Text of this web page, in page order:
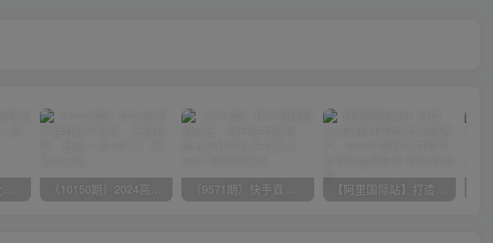
八斗项目资源网 全网正品VIP课程 无损下载~ （10150期）2024高考项目野路子玩法，无限裂变，最高一天1W＋！ （9571期）快手直播短剧玩法，强开磁力聚星，结合多种变现方式日入600+ 【阿里国际站】打造Top店铺&获得优质询盘客户，​95%的国际站讲师不会说的运营技巧